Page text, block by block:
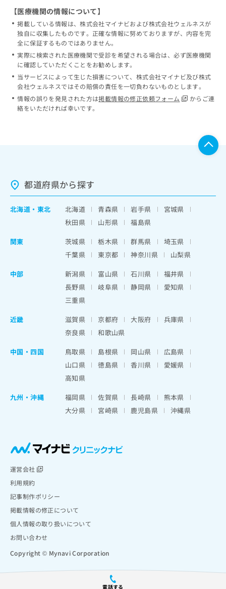
電話する
【医療機関の情報について】
掲載している情報は、株式会社マイナビおよび株式会社ウェルネスが
独自に収集したものです。正確な情報に努めておりますが、内容を完
全に保証するものではありません。
実際に検索された医療機関で受診を希望される場合は、必ず医療機関
に確認していただくことをお勧めします。
当サービスによって生じた損害について、株式会社マイナビ及び株式
会社ウェルネスではその賠償の責任を一切負わないものとします。
情報の誤りを発見された方は掲載情報の修正依頼フォーム
からご連
絡をいただければ幸いです。
都道府県から探す
北海道 ・ 東北 北海道 青森県 岩手県
宮城県
秋田県
山形県
福島県
関東
茨城県 栃木県 群馬県
埼玉県
千葉県
東京都 神奈川県
山梨県
中部
新潟県 富山県 石川県
福井県
長野県
岐阜県 静岡県
愛知県
三重県
近畿
滋賀県 京都府 大阪府
兵庫県
奈良県
和歌山県
中国・四国
鳥取県 島根県 岡山県
広島県
山口県
徳島県 香川県
愛媛県
高知県
九州・沖縄
福岡県 佐賀県 長崎県
熊本県
大分県
宮崎県 鹿児島県 沖縄県
運営会社
利用規約
記事制作ポリシー
掲載情報の修正について
個人情報の取り扱いについて
お問い合わせ
Copyright © Mynavi Corporation